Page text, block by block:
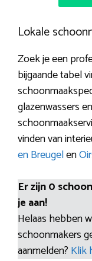
Lokale
Zoek je een
bijgaande tabel
glazenwassers
vinden van
en Breugelen
Er zijn 0
je aan!
Helaas hebben
schoonmakers
aanmelden? Klik